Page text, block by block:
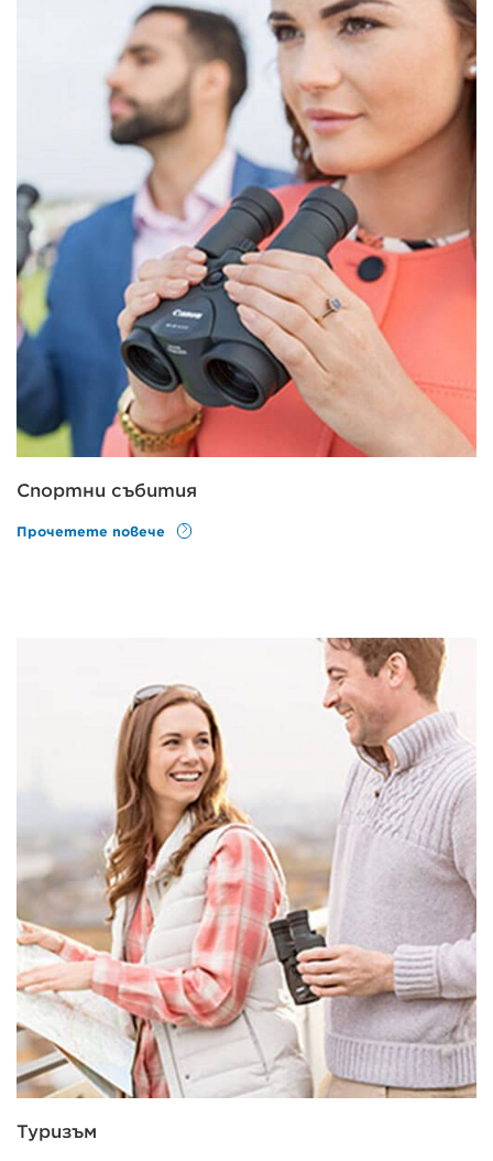
Спортни събития
Прочетете повече
Туризъм